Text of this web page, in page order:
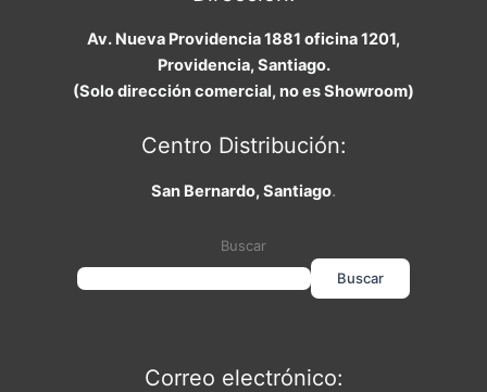
Av. Nueva Providencia 1881 oficina 1201,
Providencia, Santiago.
(Solo dirección comercial, no es Showroom)
Centro Distribución:
San Bernardo, Santiago.
Buscar
Buscar
Correo electrónico: